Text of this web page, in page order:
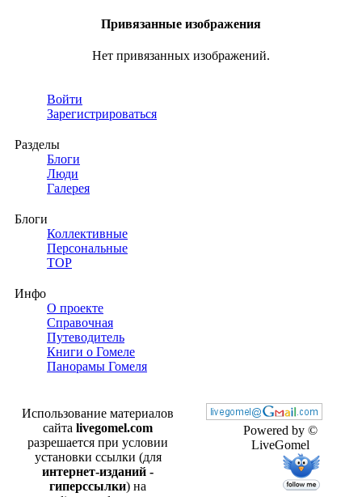
Привязанные изображения
Нет привязанных изображений.
Войти
Зарегистрироваться
Разделы
Блоги
Люди
Галерея
Блоги
Коллективные
Персональные
TOP
Инфо
О проекте
Справочная
Путеводитель
Книги о Гомеле
Панорамы Гомеля
Powered by ©
LiveGomel
Использование материалов
сайта livegomel.com
разрешается при условии
установки ссылки (для
интернет-изданий -
гиперссылки) на